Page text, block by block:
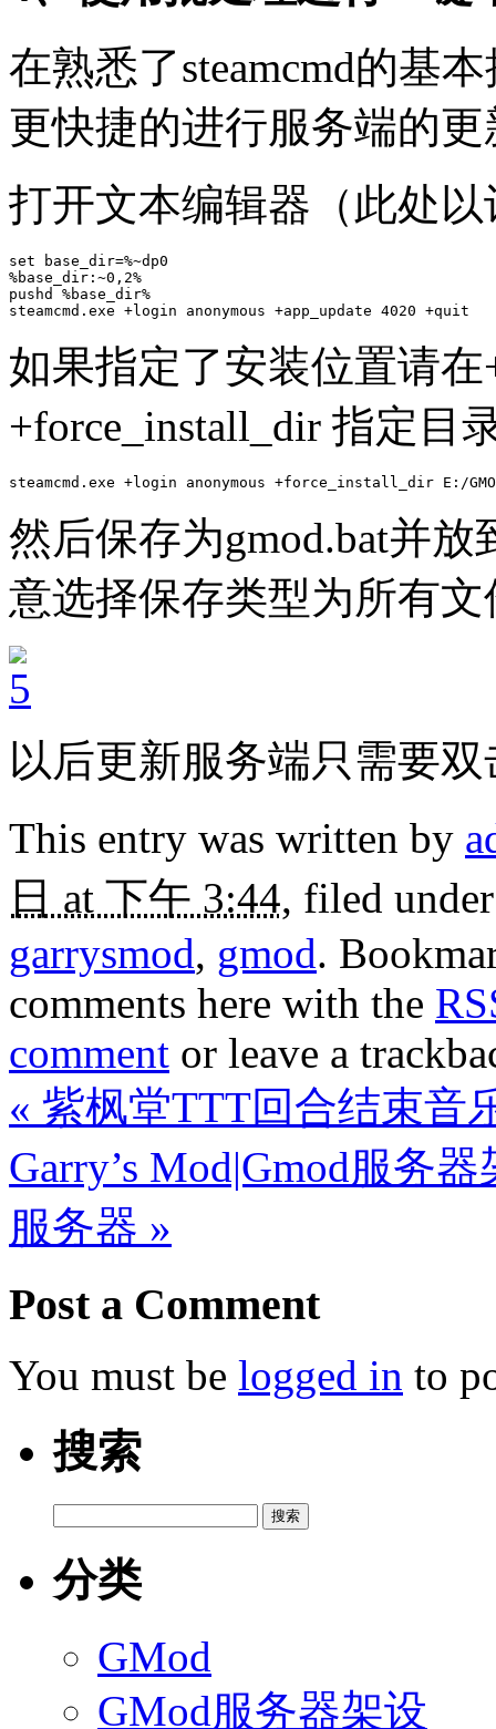
在熟悉了steamcmd的基
更快捷的进行服务端的
打开文本编辑器（此处
set base_dir=%~dp0
%base_dir:~0,2%
pushd %base_dir%
如果指定了安装位置请在
+force_install_dir 指定目
steamcmd.exe +login anonymous +force_install_dir E:/
然后保存为gmod.bat并放
意选择保存类型为所有
以后更新服务端只需要双
This entry was written by
日 at 下午 3:44, filed
garrysmod, gmod.
comments here with the
comment or leave a
« 紫枫堂TTT回合结束音
Garry’s Mod|Gmod服务
服务器 »
Post a Comment
You must be logged in to
搜索
分类
GMod
GMod服务器架设